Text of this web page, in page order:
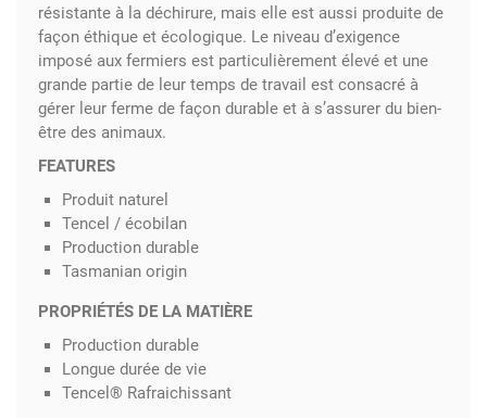
résistante à la déchirure, mais elle est aussi produite de
façon éthique et écologique. Le niveau d’exigence
imposé aux fermiers est particulièrement élevé et une
grande partie de leur temps de travail est consacré à
gérer leur ferme de façon durable et à s’assurer du bien-
être des animaux.
FEATURES
Produit naturel
Tencel / écobilan
Production durable
Tasmanian origin
PROPRIÉTÉS DE LA MATIÈRE
Production durable
Longue durée de vie
Tencel® Rafraichissant